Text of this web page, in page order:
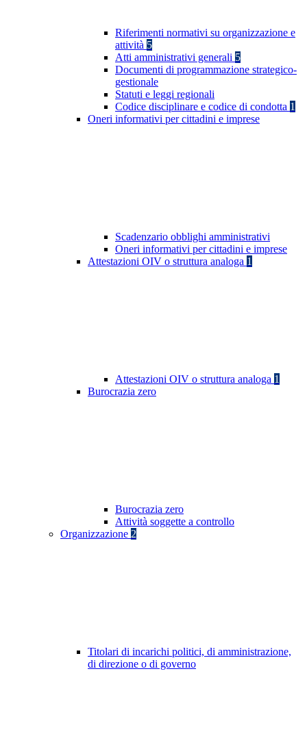
Riferimenti normativi su organizzazione e
attività 5
Atti amministrativi generali 5
Documenti di programmazione strategico-
gestionale
Statuti e leggi regionali
Codice disciplinare e codice di condotta 1
Oneri informativi per cittadini e imprese
Scadenzario obblighi amministrativi
Oneri informativi per cittadini e imprese
Attestazioni OIV o struttura analoga 1
Attestazioni OIV o struttura analoga 1
Burocrazia zero
Burocrazia zero
Attività soggette a controllo
Organizzazione 2
Titolari di incarichi politici, di amministrazione,
di direzione o di governo